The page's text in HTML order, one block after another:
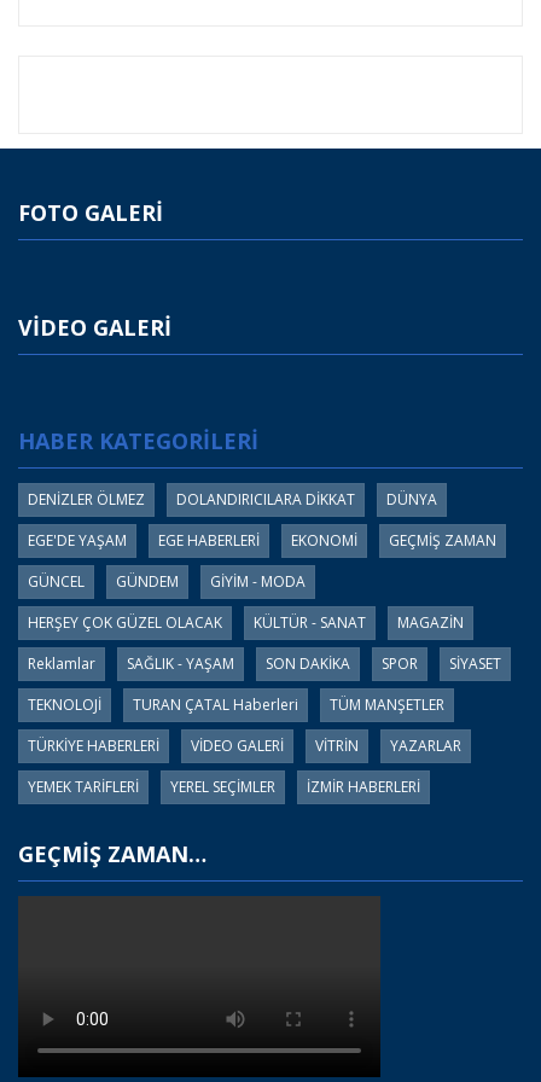
FOTO GALERİ
VİDEO GALERİ
HABER KATEGORİLERİ
DENİZLER ÖLMEZ DOLANDIRICILARA DİKKAT
DÜNYA
EGE'DE YAŞAM
EGE HABERLERİ EKONOMİ
GEÇMİŞ ZAMAN
GÜNCEL
GÜNDEM
GİYİM - MODA
HERŞEY ÇOK GÜZEL OLACAK
KÜLTÜR - SANAT
MAGAZİN
Reklamlar
SAĞLIK - YAŞAM SON DAKİKA SPOR
SİYASET
TEKNOLOJİ
TURAN ÇATAL Haberleri
TÜM MANŞETLER
TÜRKİYE HABERLERİ
VİDEO GALERİ VİTRİN
YAZARLAR
YEMEK TARİFLERİ
YEREL SEÇİMLER İZMİR HABERLERİ
GEÇMİŞ ZAMAN…